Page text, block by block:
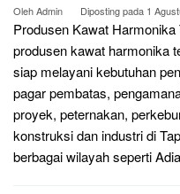
OlehAdmin Diposting pada 1
Produsen Kawat
produsen kawat harmonika
siap melayani kebutuhan
pagar pembatas,
proyek, peternakan,
konstruksi dan industri di
berbagai wilayah seperti